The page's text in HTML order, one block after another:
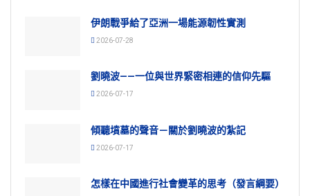
伊朗戰爭給了亞洲一場能源韌性實測
2026-07-28
劉曉波——一位與世界緊密相連的信仰先驅
2026-07-17
傾聽墳墓的聲音－關於劉曉波的紮記
2026-07-17
怎樣在中國進行社會變革的思考（發言綱要）